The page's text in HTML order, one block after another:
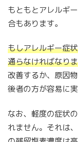
もともとアレルギ
合もあります。
もしアレルギー症
通らなければなり
改善するか、原因
後者の方が容易に
なお、軽度の症状
れません。それは